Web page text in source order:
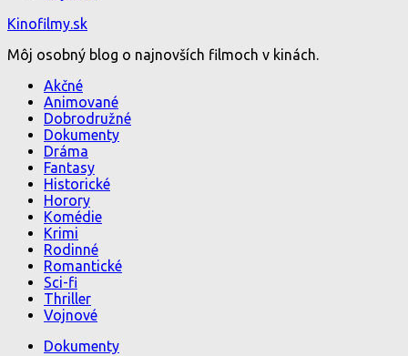
Kinofilmy.sk
Môj osobný blog o najnovších filmoch v kinách.
Akčné
Animované
Dobrodružné
Dokumenty
Dráma
Fantasy
Historické
Horory
Komédie
Krimi
Rodinné
Romantické
Sci-fi
Thriller
Vojnové
Dokumenty